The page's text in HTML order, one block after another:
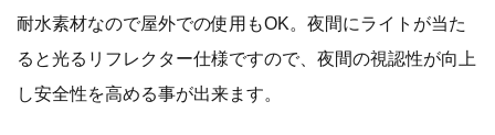
耐水素材なので屋外での使用もOK。夜間にライトが当た
ると光るリフレクター仕様ですので、夜間の視認性が向上
し安全性を高める事が出来ます。